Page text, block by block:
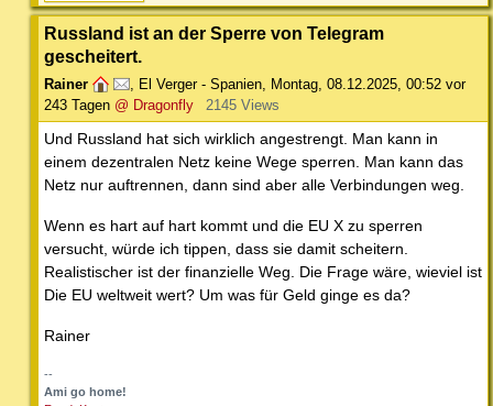
Russland ist an der Sperre von Telegram
gescheitert.
Rainer El Verger - Spanien Montag, 08.12.2025, 00:52 vor
243 Tagen @ Dragonfly 2145 Views
Und Russland hat sich wirklich angestrengt. Man kann in
einem dezentralen Netz keine Wege sperren. Man kann das
Netz nur auftrennen, dann sind aber alle Verbindungen weg.
Wenn es hart auf hart kommt und die EU X zu sperren
versucht, würde ich tippen, dass sie damit scheitern.
Realistischer ist der finanzielle Weg. Die Frage wäre, wieviel ist
Die EU weltweit wert? Um was für Geld ginge es da?
Rainer
--
Ami go home!